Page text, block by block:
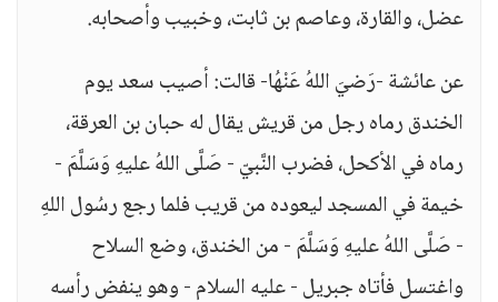
عضل، والقارة، وعاصم بن ثابت، وخبيب وأصحابه.
عن عائشة -رَضيَ اللهُ عَنْهُا- قالت: أصيب سعد يوم
الخندق رماه رجل من قريش يقال له حبان بن العرقة،
رماه في الأكحل، فضرب النَّبيّ - صَلَّى اللهُ عليهِ وَسَلَّمَ -
خيمة في المسجد ليعوده من قريب فلما رجع رسُول اللهِ
- صَلَّى اللهُ عليهِ وَسَلَّمَ - من الخندق، وضع السلاح
واغتسل فأتاه جبريل - عليه السلام - وهو ينفض رأسه